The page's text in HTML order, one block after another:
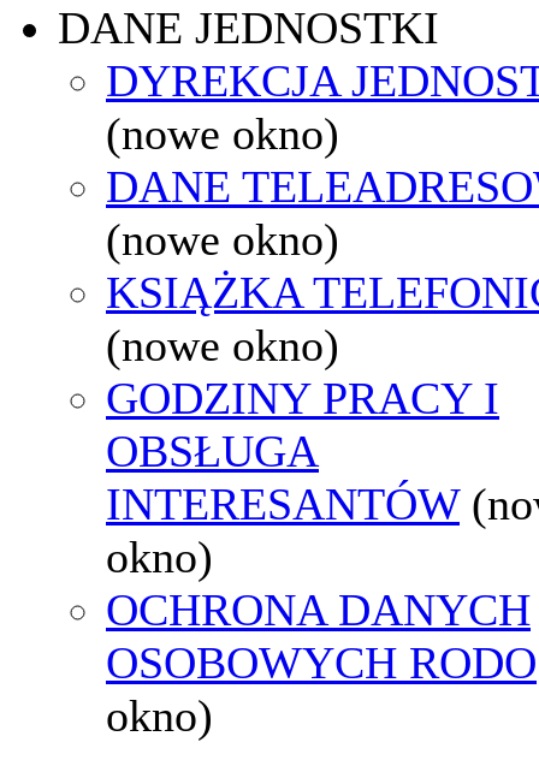
DANE JEDNOSTKI
DYREKCJA
(nowe okno)
DANE
(nowe okno)
KSIĄŻKA
(nowe okno)
GODZINY PRACY I
OBSŁUGA
INTERESANTÓW
okno)
OCHRONA DANYCH
OSOBOWYCH RODO
okno)